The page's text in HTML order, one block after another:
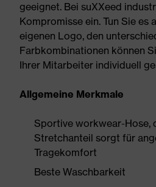
geeignet. Bei suXXeed
Kompromisse ein. Tun Sie es
eigenen Logo, den
Farbkombinationen können
Ihrer Mitarbeiter individuell
Allgemeine Merkmale
Sportive workwear-Hose,
Stretchanteil sorgt für
Tragekomfort
Beste Waschbarkeit